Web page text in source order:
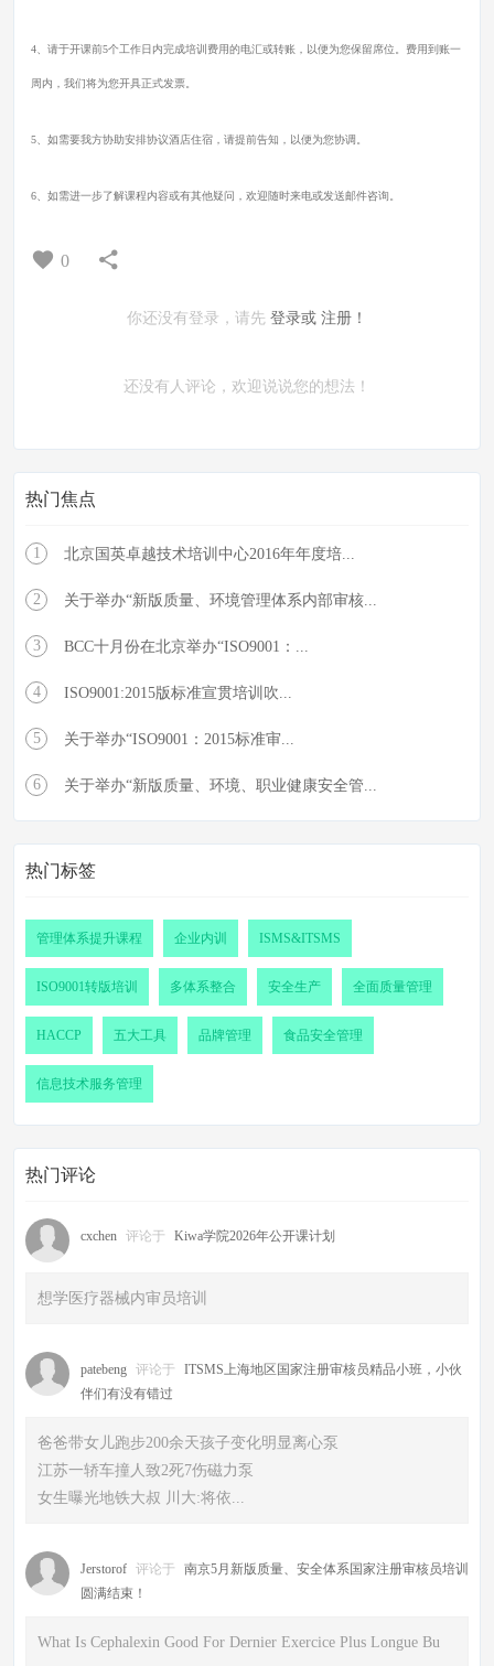
4、请于开课前5个工作日内完成培训费用的电汇或转账，以便为您保留席位。费用到账一
周内，我们将为您开具正式发票。
5、如需要我方协助安排协议酒店住宿，请提前告知，以便为您协调。
6、如需进一步了解课程内容或有其他疑问，欢迎随时来电或发送邮件咨询。
0
你还没有登录，请先 登录或 注册！
还没有人评论，欢迎说说您的想法！
热门焦点
1 北京国英卓越技术培训中心2016年年度培...
2 关于举办“新版质量、环境管理体系内部审核...
3 BCC十月份在北京举办“ISO9001：...
4 ISO9001:2015版标准宣贯培训吹...
5 关于举办“ISO9001：2015标准审...
6 关于举办“新版质量、环境、职业健康安全管...
热门标签
管理体系提升课程 企业内训 ISMS&ITSMS
ISO9001转版培训 多体系整合 安全生产 全面质量管理
HACCP 五大工具 品牌管理 食品安全管理
信息技术服务管理
热门评论
cxchen 评论于 Kiwa学院2026年公开课计划
想学医疗器械内审员培训
patebeng 评论于
ITSMS上海地区国家注册审核员精品小班，小伙
伴们有没有错过
爸爸带女儿跑步200余天孩子变化明显离心泵
江苏一轿车撞人致2死7伤磁力泵
女生曝光地铁大叔 川大:将依...
Jerstorof 评论于
南京5月新版质量、安全体系国家注册审核员培训
圆满结束！
What Is Cephalexin Good For Dernier Exercice Plus Longue Bu